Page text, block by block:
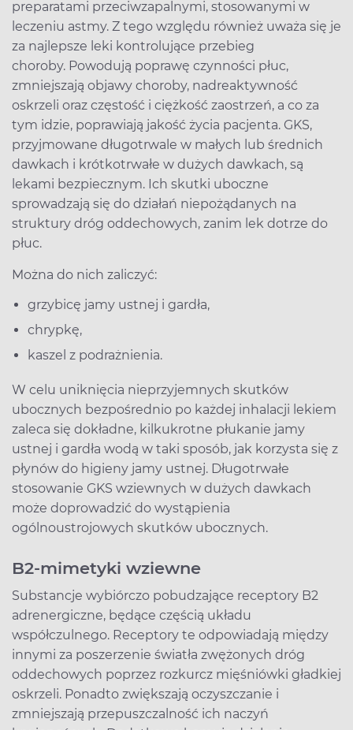
preparatami przeciwzapalnymi, stosowanymi w
leczeniu astmy. Z tego względu również uważa się je
za najlepsze leki kontrolujące przebieg
choroby. Powodują poprawę czynności płuc,
zmniejszają objawy choroby, nadreaktywność
oskrzeli oraz częstość i ciężkość zaostrzeń, a co za
tym idzie, poprawiają jakość życia pacjenta. GKS,
przyjmowane długotrwale w małych lub średnich
dawkach i krótkotrwałe w dużych dawkach, są
lekami bezpiecznym. Ich skutki uboczne
sprowadzają się do działań niepożądanych na
struktury dróg oddechowych, zanim lek dotrze do
płuc.
Można do nich zaliczyć:
grzybicę jamy ustnej i gardła,
chrypkę,
kaszel z podrażnienia.
W celu uniknięcia nieprzyjemnych skutków
ubocznych bezpośrednio po każdej inhalacji lekiem
zaleca się dokładne, kilkukrotne płukanie jamy
ustnej i gardła wodą w taki sposób, jak korzysta się z
płynów do higieny jamy ustnej. Długotrwałe
stosowanie GKS wziewnych w dużych dawkach
może doprowadzić do wystąpienia
ogólnoustrojowych skutków ubocznych.
B2-mimetyki wziewne
Substancje wybiórczo pobudzające receptory B2
adrenergiczne, będące częścią układu
współczulnego. Receptory te odpowiadają między
innymi za poszerzenie światła zwężonych dróg
oddechowych poprzez rozkurcz mięśniówki gładkiej
oskrzeli. Ponadto zwiększają oczyszczanie i
zmniejszają przepuszczalność ich naczyń